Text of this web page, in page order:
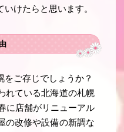
けたらと思います。
をご存じでしょうか？
れている北海道の札幌
に店舗がリニューアル
の改修や設備の新調な